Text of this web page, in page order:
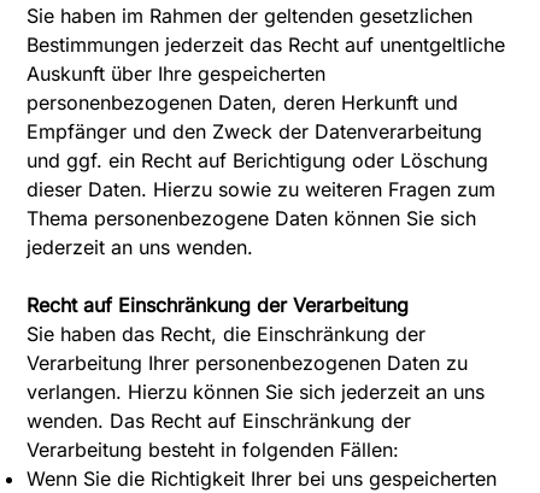
Sie haben im Rahmen der geltenden gesetzlichen
Bestimmungen jederzeit das Recht auf unentgeltliche
Auskunft über Ihre gespeicherten
personenbezogenen Daten, deren Herkunft und
Empfänger und den Zweck der Datenverarbeitung
und ggf. ein Recht auf Berichtigung oder Löschung
dieser Daten. Hierzu sowie zu weiteren Fragen zum
Thema personenbezogene Daten können Sie sich
jederzeit an uns wenden.
Recht auf Einschränkung der Verarbeitung
Sie haben das Recht, die Einschränkung der
Verarbeitung Ihrer personenbezogenen Daten zu
verlangen. Hierzu können Sie sich jederzeit an uns
wenden. Das Recht auf Einschränkung der
Verarbeitung besteht in folgenden Fällen:
Wenn Sie die Richtigkeit Ihrer bei uns gespeicherten